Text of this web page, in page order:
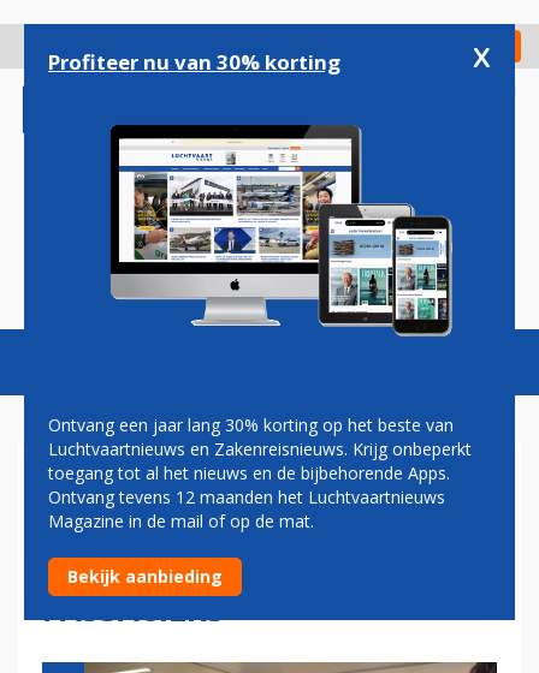
gaan
Check in
Magazine Podcasts Vacatures
VROUWELIJKE SCHIPHOL-
BEVEILIGERS WILLEN APARTE
RIJEN VOOR VROUWELIJKE
PASSAGIERS
Profiteer nu van 30% korting x
Ontvang een jaar lang 30% korting op het beste van
Luchtvaartnieuws en Zakenreisnieuws. Krijg onbeperkt
toegang tot al het nieuws en de bijbehorende Apps.
Ontvang tevens 12 maanden het Luchtvaartnieuws
Magazine in de mail of op de mat.
Bekijk aanbieding